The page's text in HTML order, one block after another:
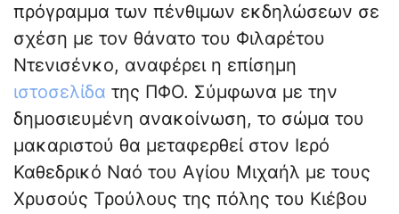
πρόγραμμα των πένθιμων εκδηλώσεων σε
σχέση με τον θάνατο του Φιλαρέτου
Ντενισένκο, αναφέρει η επίσημη
ιστοσελίδα της ΠΦΟ. Σύμφωνα με την
δημοσιευμένη ανακοίνωση, το σώμα του
μακαριστού θα μεταφερθεί στον Ιερό
Καθεδρικό Ναό του Αγίου Μιχαήλ με τους
Χρυσούς Τρούλους της πόλης του Κιέβου